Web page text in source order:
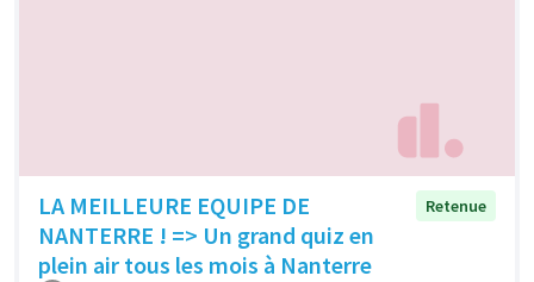
LA MEILLEURE EQUIPE DE
NANTERRE ! => Un grand quiz en
plein air tous les mois à Nanterre
Retenue